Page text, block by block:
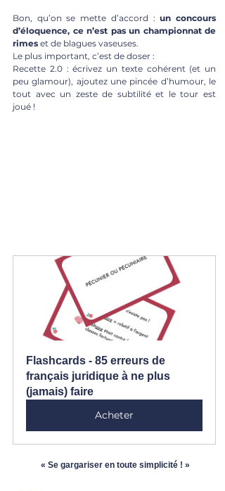
Bon, qu’on se mette d’accord : un concours
d’éloquence, ce n’est pas un championnat de
rimes et de blagues vaseuses.
Le plus important, c’est de doser :
Recette 2.0 : écrivez un texte cohérent (et un
peu glamour), ajoutez une pincée d’humour, le
tout avec un zeste de subtilité et le tour est
joué !
Flashcards - 85 erreurs de
français juridique à ne plus
(jamais) faire
Acheter
« Se gargariser en toute simplicité ! »